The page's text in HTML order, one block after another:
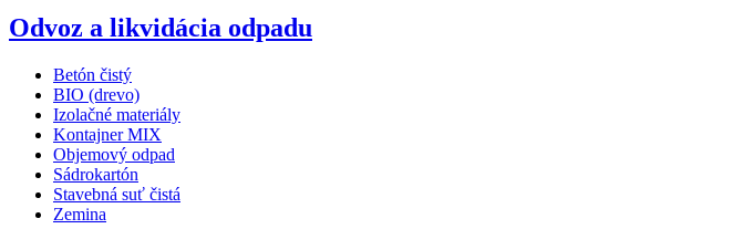
Odvoz a likvidácia odpadu
Betón čistý
BIO (drevo)
Izolačné materiály
Kontajner MIX
Objemový odpad
Sádrokartón
Stavebná suť čistá
Zemina